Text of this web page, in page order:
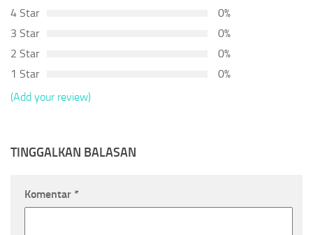
4 Star
0%
3 Star
0%
2 Star
0%
1 Star
0%
(Add your review)
TINGGALKAN BALASAN
Komentar *